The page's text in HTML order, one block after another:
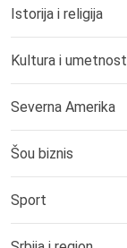
Istorija i religija
Kultura i umetnost
Severna Amerika
Šou biznis
Sport